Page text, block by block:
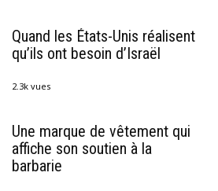
Quand les États-Unis réalisent
qu’ils ont besoin d’Israël
2.3k vues
Une marque de vêtement qui
affiche son soutien à la
barbarie